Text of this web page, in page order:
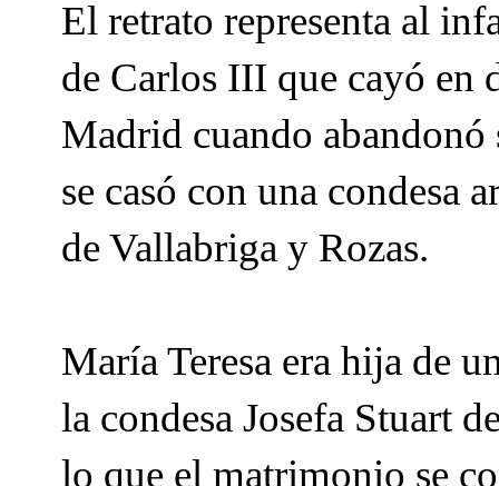
El retrato representa al
de Carlos III que cayó en
Madrid cuando abandonó
se casó con una condesa
de Vallabriga y Rozas.
María Teresa era hija de
la condesa Josefa Stuart
lo que el matrimonio se